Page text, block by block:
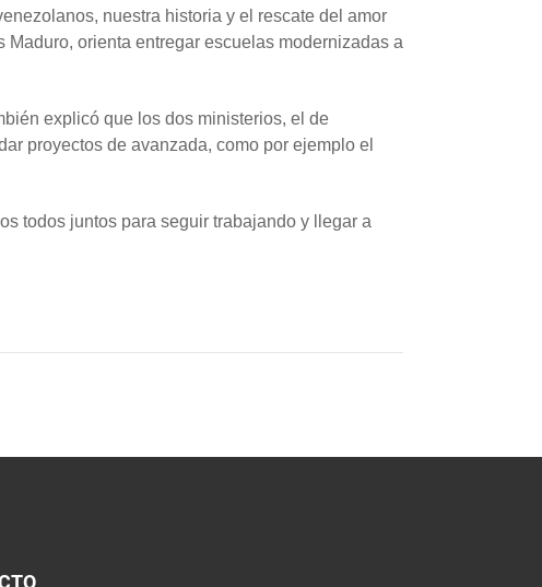
nuestra historia y el rescate del amor
orienta entregar escuelas modernizadas a
explicó que los dos ministerios, el de
proyectos de avanzada, como por ejemplo el
todos juntos para seguir trabajando y llegar a